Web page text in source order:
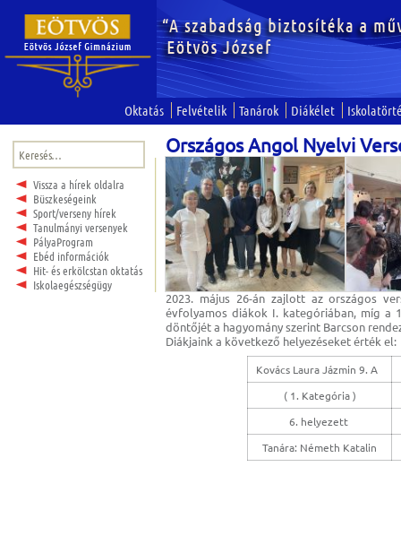
Oktatás Felvételik Tanárok Diákélet
Keresés:
Vissza a hírek oldalra
Büszkeségeink
Sport/verseny hírek
Tanulmányi versenyek
PályaProgram
Ebéd információk
Hit- és erkölcstan oktatás
Iskolaegészségügy
Országos Angol Nyelvi
2023. május 26-án zajlott az országos
évfolyamos diákok I. kategóriában, míg a
döntőjét a hagyomány szerint Barcson
Diákjaink a következő helyezéseket érték el:
Kovács Laura Jázmin 9. A
( 1. Kategória )
6. helyezett
Tanára: Németh Katalin